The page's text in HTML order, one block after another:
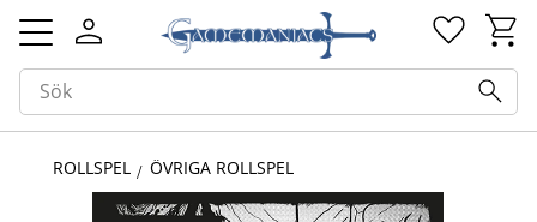
Meny
ROLLSPEL ÖVRIGA ROLLSPEL